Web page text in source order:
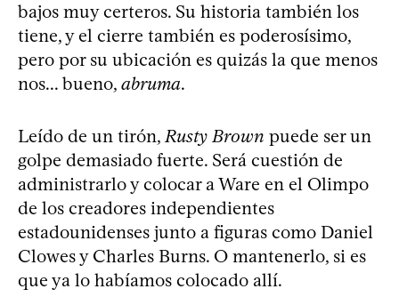
bajos muy certeros. Su historia también los
tiene, y el cierre también es poderosísimo,
pero por su ubicación es quizás la que menos
nos... bueno, abruma.
Leído de un tirón,Rusty Brown puede ser un
golpe demasiado fuerte. Será cuestión de
administrarlo y colocar a Ware en el Olimpo
de los creadores independientes
estadounidenses junto a figuras como Daniel
Clowes y Charles Burns. O mantenerlo, si es
que ya lo habíamos colocado allí.